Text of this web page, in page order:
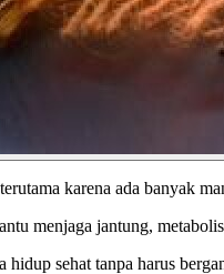
karena ada banyak
menjaga jantung,
sehat tanpa harus